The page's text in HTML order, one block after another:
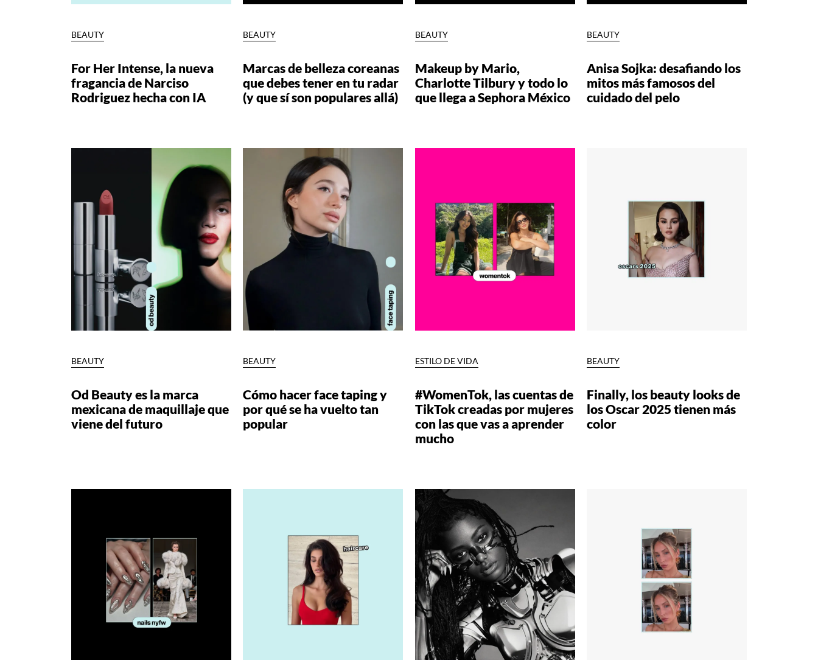
BEAUTY
For Her Intense, la nueva
fragancia de Narciso
Rodriguez hecha con IA
BEAUTY
Marcas de belleza coreanas
que debes tener en tu radar
(y que sí son populares allá)
BEAUTY
Makeup by Mario,
Charlotte Tilbury y todo lo
que llega a Sephora México
BEAUTY
Anisa Sojka: desafiando los
mitos más famosos del
cuidado del pelo
BEAUTY
Od Beauty es la marca
mexicana de maquillaje que
viene del futuro
BEAUTY
Cómo hacer face taping y
por qué se ha vuelto tan
popular
ESTILO DE VIDA
#WomenTok, las cuentas de
TikTok creadas por mujeres
con las que vas a aprender
mucho
BEAUTY
Finally, los beauty looks de
los Oscar 2025 tienen más
color